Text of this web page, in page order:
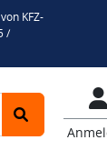
KFZ-
/